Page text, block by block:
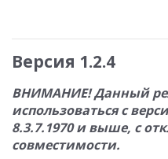
Версия 1.2.4
ВНИМАНИЕ! Данный
использоваться с
8.3.7.1970 и выше, с
совместимости.